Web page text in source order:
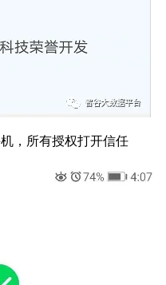
，所有授权打开信任